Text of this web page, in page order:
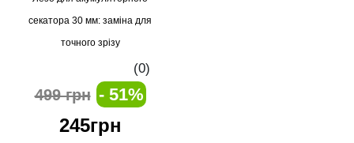
секатора 30 мм: заміна для
точного зрізу
(0)
499 грн - 51%
245грн